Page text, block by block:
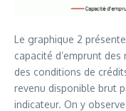
Le graphique 2
capacité d’emprunt
des conditions de
revenu disponible brut
indicateur. On y